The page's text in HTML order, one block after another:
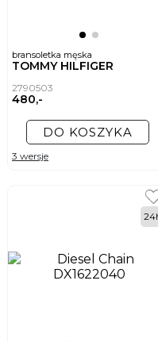
bransoletka męska
TOMMY HILFIGER
2790503
480,-
DO KOSZYKA
3 wersje